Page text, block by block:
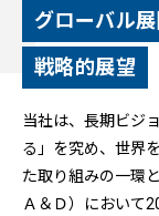
グローバル
戦略的展望
当社は、長期ビジ
る」を究め、世界
た取り組みの一環
Ａ＆Ｄ）において